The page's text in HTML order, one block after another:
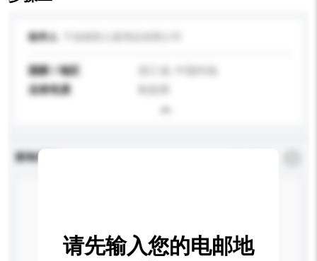
收件人
国家 / 地区
业务性质
查询内容
请先输入您的电邮地